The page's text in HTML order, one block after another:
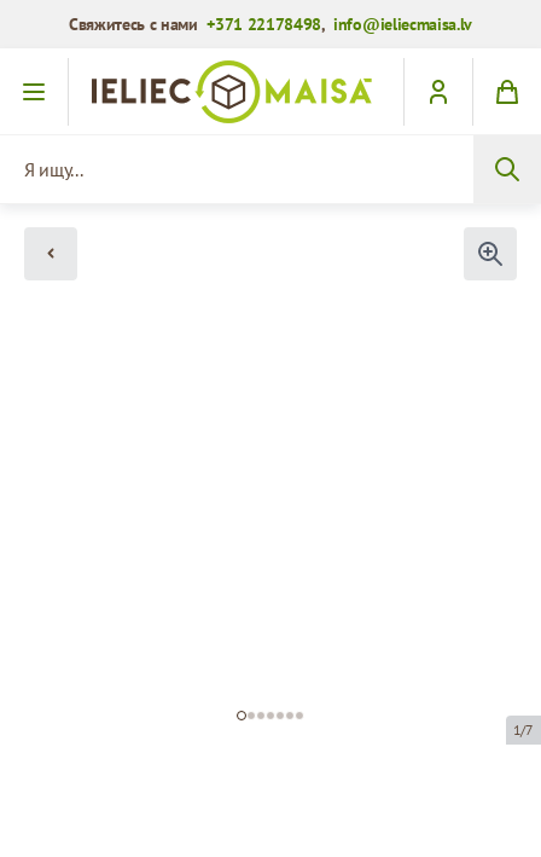
Свяжитесь с нами+371 22178498,info@ieliecmaisa.lv
Перейти к содержимому
1/7